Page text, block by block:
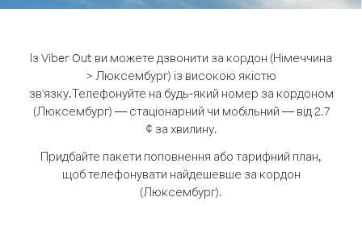
Із Viber Out ви можете дзвонити за кордон (Німеччина
> Люксембург) із високою якістю
зв'язку.Телефонуйте на будь-який номер за кордоном
(Люксембург) — стаціонарний чи мобільний — від 2.7
¢ за хвилину.
Придбайте пакети поповнення або тарифний план,
щоб телефонувати найдешевше за кордон
(Люксембург).